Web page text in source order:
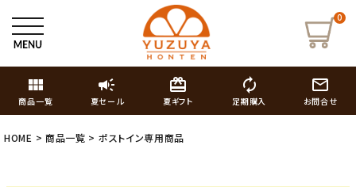
0
view_module
商品一覧
campaign
夏セール
card_giftcard
夏ギフト
autorenew
定期購入
mail_outline
お問合せ
HOME 商品一覧 ポストイン専用商品